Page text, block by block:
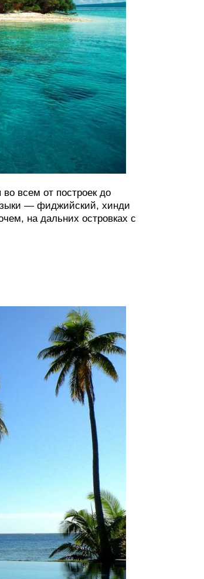
всем от построек до
— фиджийский, хинди
на дальних островках с